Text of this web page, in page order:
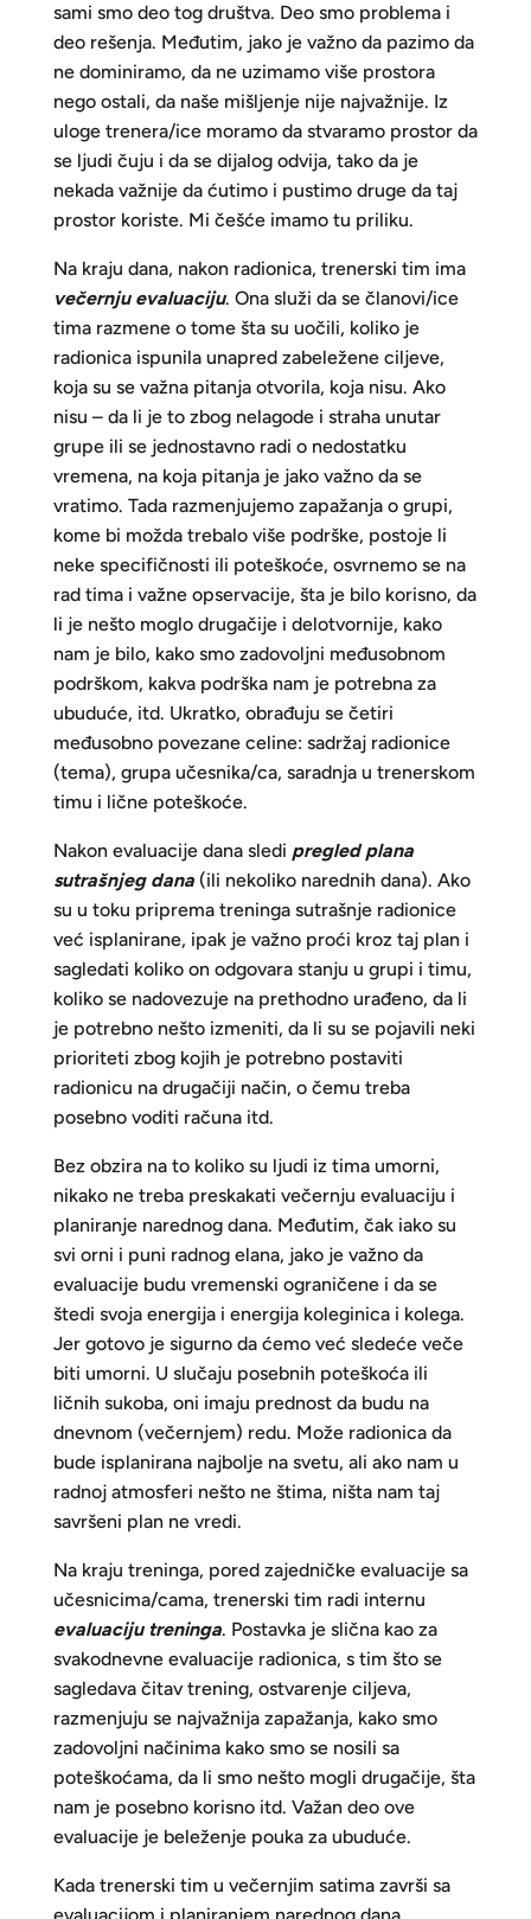
sami smo deo tog društva. Deo smo problema i
deo rešenja. Međutim, jako je važno da pazimo da
ne dominiramo, da ne uzimamo više prostora
nego ostali, da naše mišljenje nije najvažnije. Iz
uloge trenera/ice moramo da stvaramo prostor da
se ljudi čuju i da se dijalog odvija, tako da je
nekada važnije da ćutimo i pustimo druge da taj
prostor koriste. Mi češće imamo tu priliku.
Na kraju dana, nakon radionica, trenerski tim ima
večernju evaluaciju. Ona služi da se članovi/ice
tima razmene o tome šta su uočili, koliko je
radionica ispunila unapred zabeležene ciljeve,
koja su se važna pitanja otvorila, koja nisu. Ako
nisu – da li je to zbog nelagode i straha unutar
grupe ili se jednostavno radi o nedostatku
vremena, na koja pitanja je jako važno da se
vratimo. Tada razmenjujemo zapažanja o grupi,
kome bi možda trebalo više podrške, postoje li
neke specifičnosti ili poteškoće, osvrnemo se na
rad tima i važne opservacije, šta je bilo korisno, da
li je nešto moglo drugačije i delotvornije, kako
nam je bilo, kako smo zadovoljni međusobnom
podrškom, kakva podrška nam je potrebna za
ubuduće, itd. Ukratko, obrađuju se četiri
međusobno povezane celine: sadržaj radionice
(tema), grupa učesnika/ca, saradnja u trenerskom
timu i lične poteškoće.
Nakon evaluacije dana sledi pregled plana
sutrašnjeg dana (ili nekoliko narednih dana). Ako
su u toku priprema treninga sutrašnje radionice
već isplanirane, ipak je važno proći kroz taj plan i
sagledati koliko on odgovara stanju u grupi i timu,
koliko se nadovezuje na prethodno urađeno, da li
je potrebno nešto izmeniti, da li su se pojavili neki
prioriteti zbog kojih je potrebno postaviti
radionicu na drugačiji način, o čemu treba
posebno voditi računa itd.
Bez obzira na to koliko su ljudi iz tima umorni,
nikako ne treba preskakati večernju evaluaciju i
planiranje narednog dana. Međutim, čak iako su
svi orni i puni radnog elana, jako je važno da
evaluacije budu vremenski ograničene i da se
štedi svoja energija i energija koleginica i kolega.
Jer gotovo je sigurno da ćemo već sledeće veče
biti umorni. U slučaju posebnih poteškoća ili
ličnih sukoba, oni imaju prednost da budu na
dnevnom (večernjem) redu. Može radionica da
bude isplanirana najbolje na svetu, ali ako nam u
radnoj atmosferi nešto ne štima, ništa nam taj
savršeni plan ne vredi.
Na kraju treninga, pored zajedničke evaluacije sa
učesnicima/cama, trenerski tim radi internu
evaluaciju treninga. Postavka je slična kao za
svakodnevne evaluacije radionica, s tim što se
sagledava čitav trening, ostvarenje ciljeva,
razmenjuju se najvažnija zapažanja, kako smo
zadovoljni načinima kako smo se nosili sa
poteškoćama, da li smo nešto mogli drugačije, šta
nam je posebno korisno itd. Važan deo ove
evaluacije je beleženje pouka za ubuduće.
Kada trenerski tim u večernjim satima završi sa